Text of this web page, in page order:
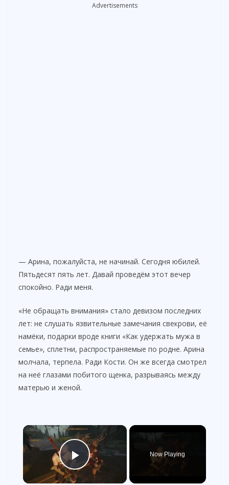
Advertisements
— Арина, пожалуйста, не начинай. Сегодня юбилей.
Пятьдесят пять лет. Давай проведём этот вечер
спокойно. Ради меня.
«Не обращать внимания» стало девизом последних
лет: не слушать язвительные замечания свекрови, её
намёки, подарки вроде книги «Как удержать мужа в
семье», сплетни, распространяемые по родне. Арина
молчала, терпела. Ради Кости. Он же всегда смотрел
на неё глазами побитого щенка, разрываясь между
матерью и женой.
×
Play Video
Now Playing